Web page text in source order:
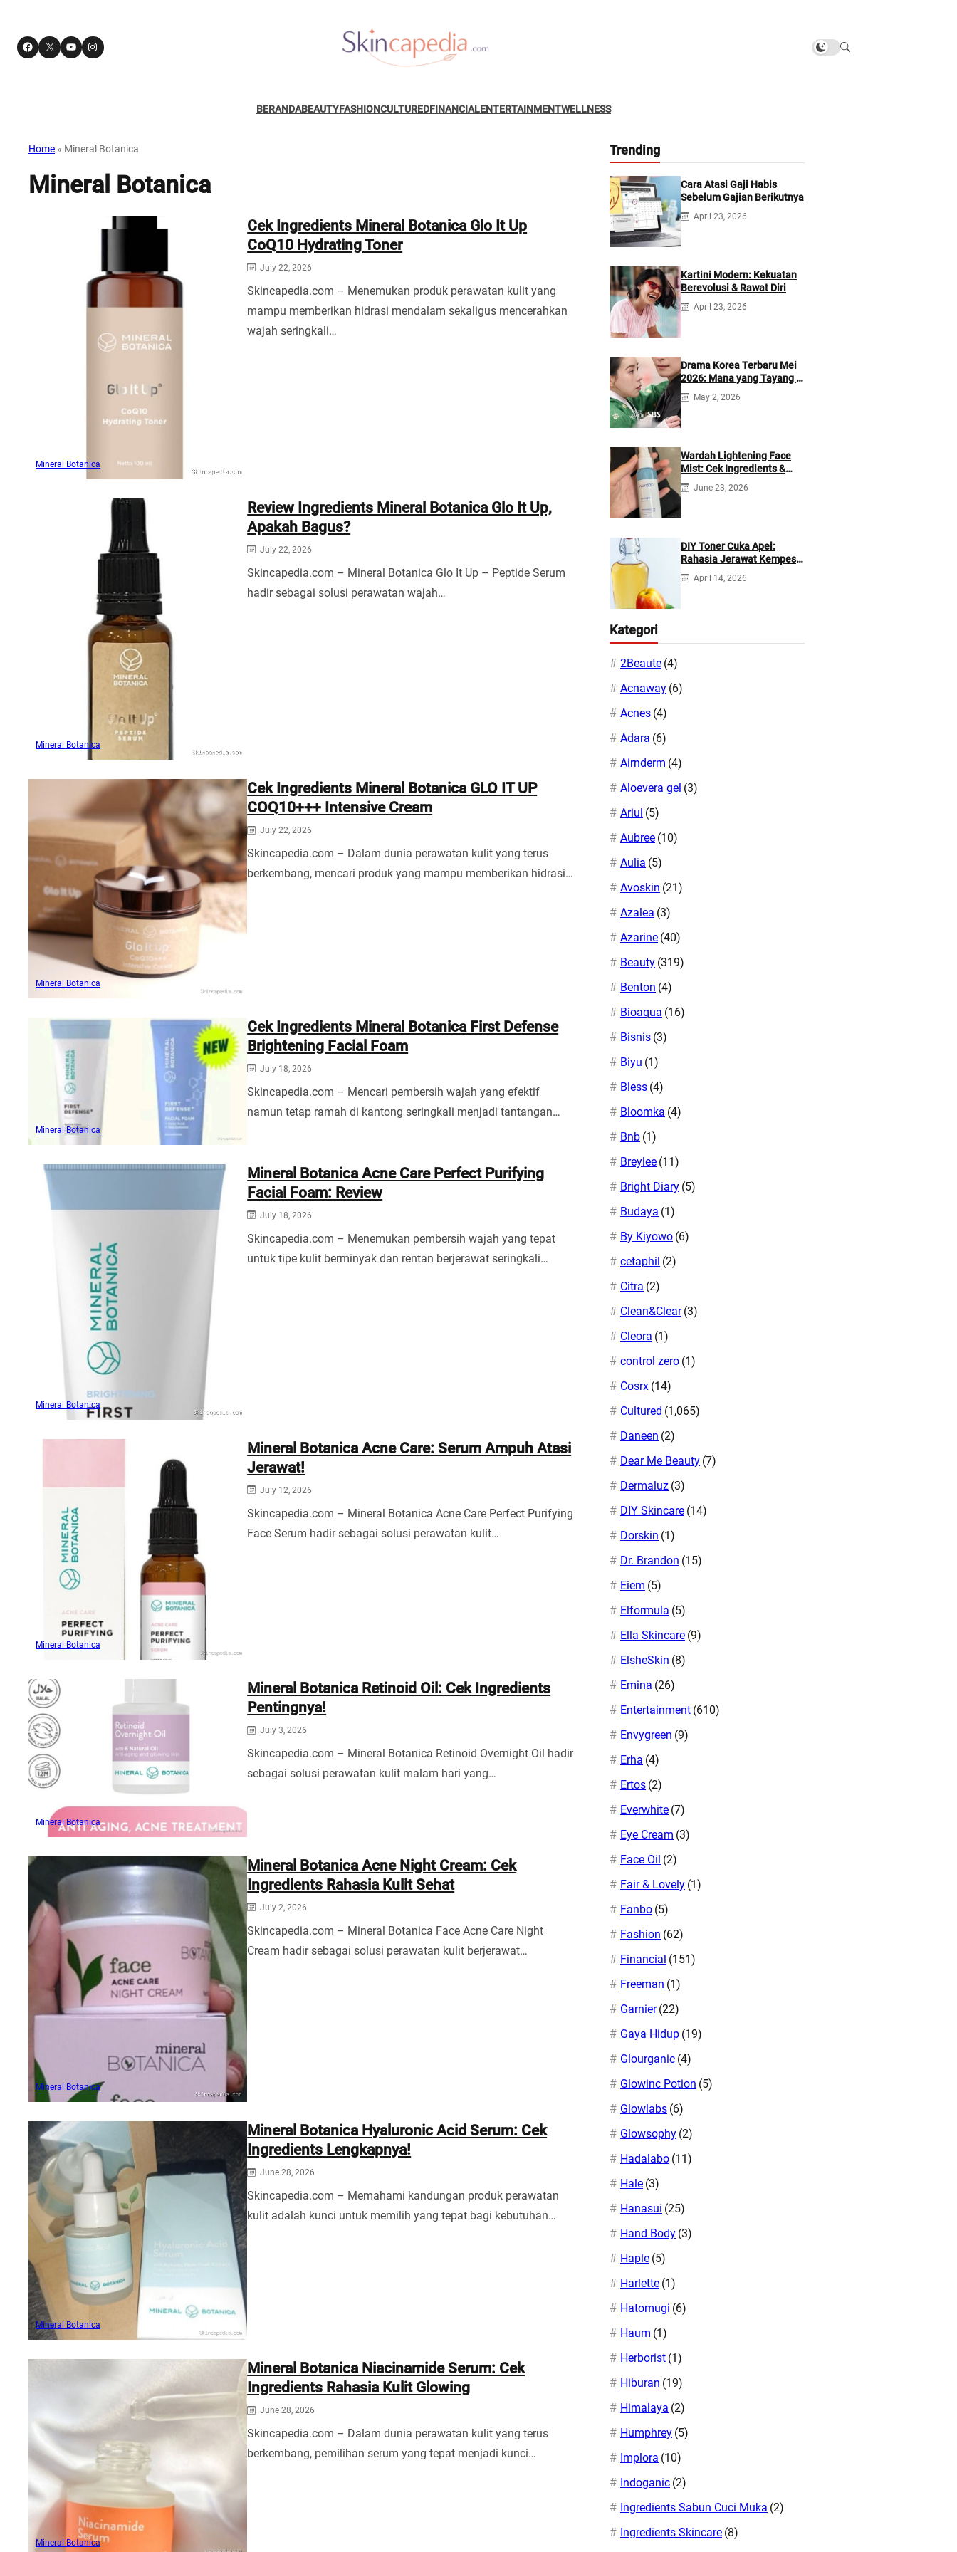
Facebook X YouTube Instagram
BERANDABEAUTYFASHIONCULTUREDFINANCIALENTERTAINMENTWELLNESS
Home » Mineral Botanica
Mineral Botanica
Mineral Botanica
Cek Ingredients Mineral Botanica Glo It Up
CoQ10 Hydrating Toner
July 22, 2026
Skincapedia.com – Menemukan produk perawatan kulit yang
mampu memberikan hidrasi mendalam sekaligus mencerahkan
wajah seringkali…
Mineral Botanica
Review Ingredients Mineral Botanica Glo It Up,
Apakah Bagus?
July 22, 2026
Skincapedia.com – Mineral Botanica Glo It Up – Peptide Serum
hadir sebagai solusi perawatan wajah…
Mineral Botanica
Cek Ingredients Mineral Botanica GLO IT UP
COQ10+++ Intensive Cream
July 22, 2026
Skincapedia.com – Dalam dunia perawatan kulit yang terus
berkembang, mencari produk yang mampu memberikan hidrasi…
Mineral Botanica
Cek Ingredients Mineral Botanica First Defense
Brightening Facial Foam
July 18, 2026
Skincapedia.com – Mencari pembersih wajah yang efektif
namun tetap ramah di kantong seringkali menjadi tantangan…
Mineral Botanica
Mineral Botanica Acne Care Perfect Purifying
Facial Foam: Review
July 18, 2026
Skincapedia.com – Menemukan pembersih wajah yang tepat
untuk tipe kulit berminyak dan rentan berjerawat seringkali…
Mineral Botanica
Mineral Botanica Acne Care: Serum Ampuh Atasi
Jerawat!
July 12, 2026
Skincapedia.com – Mineral Botanica Acne Care Perfect Purifying
Face Serum hadir sebagai solusi perawatan kulit…
Mineral Botanica
Mineral Botanica Retinoid Oil: Cek Ingredients
Pentingnya!
July 3, 2026
Skincapedia.com – Mineral Botanica Retinoid Overnight Oil hadir
sebagai solusi perawatan kulit malam hari yang…
Mineral Botanica
Mineral Botanica Acne Night Cream: Cek
Ingredients Rahasia Kulit Sehat
July 2, 2026
Skincapedia.com – Mineral Botanica Face Acne Care Night
Cream hadir sebagai solusi perawatan kulit berjerawat…
Mineral Botanica
Mineral Botanica Hyaluronic Acid Serum: Cek
Ingredients Lengkapnya!
June 28, 2026
Skincapedia.com – Memahami kandungan produk perawatan
kulit adalah kunci untuk memilih yang tepat bagi kebutuhan…
Mineral Botanica
Mineral Botanica Niacinamide Serum: Cek
Ingredients Rahasia Kulit Glowing
June 28, 2026
Skincapedia.com – Dalam dunia perawatan kulit yang terus
berkembang, pemilihan serum yang tepat menjadi kunci…
Trending
Cara Atasi Gaji Habis
Sebelum Gajian Berikutnya
April 23, 2026
Kartini Modern: Kekuatan
Berevolusi & Rawat Diri
April 23, 2026
Drama Korea Terbaru Mei
2026: Mana yang Tayang di
Netflix?
May 2, 2026
Wardah Lightening Face
Mist: Cek Ingredients &
Manfaatnya
June 23, 2026
DIY Toner Cuka Apel:
Rahasia Jerawat Kempes
dalam 2 Hari!
April 14, 2026
Kategori
2Beaute (4)
Acnaway (6)
Acnes (4)
Adara (6)
Airnderm (4)
Aloevera gel (3)
Ariul (5)
Aubree (10)
Aulia (5)
Avoskin (21)
Azalea (3)
Azarine (40)
Beauty (319)
Benton (4)
Bioaqua (16)
Bisnis (3)
Biyu (1)
Bless (4)
Bloomka (4)
Bnb (1)
Breylee (11)
Bright Diary (5)
Budaya (1)
By Kiyowo (6)
cetaphil (2)
Citra (2)
Clean&Clear (3)
Cleora (1)
control zero (1)
Cosrx (14)
Cultured (1,065)
Daneen (2)
Dear Me Beauty (7)
Dermaluz (3)
DIY Skincare (14)
Dorskin (1)
Dr. Brandon (15)
Eiem (5)
Elformula (5)
Ella Skincare (9)
ElsheSkin (8)
Emina (26)
Entertainment (610)
Envygreen (9)
Erha (4)
Ertos (2)
Everwhite (7)
Eye Cream (3)
Face Oil (2)
Fair & Lovely (1)
Fanbo (5)
Fashion (62)
Financial (151)
Freeman (1)
Garnier (22)
Gaya Hidup (19)
Glourganic (4)
Glowinc Potion (5)
Glowlabs (6)
Glowsophy (2)
Hadalabo (11)
Hale (3)
Hanasui (25)
Hand Body (3)
Haple (5)
Harlette (1)
Hatomugi (6)
Haum (1)
Herborist (1)
Hiburan (19)
Himalaya (2)
Humphrey (5)
Implora (10)
Indoganic (2)
Ingredients Sabun Cuci Muka (2)
Ingredients Skincare (8)